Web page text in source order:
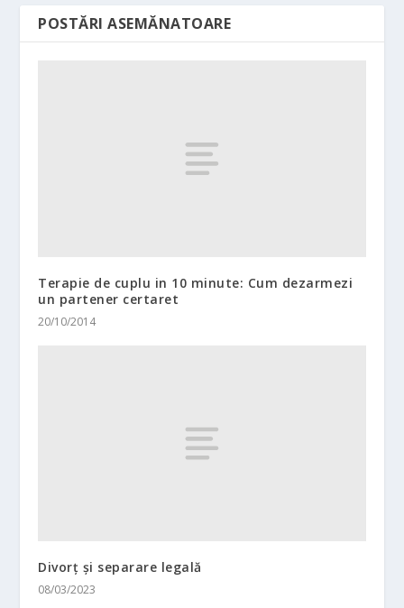
POSTĂRI ASEMĂNATOARE
Terapie de cuplu in 10 minute: Cum dezarmezi
un partener certaret
20/10/2014
Divorț și separare legală
08/03/2023